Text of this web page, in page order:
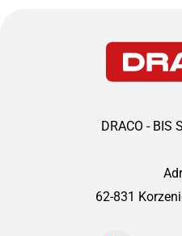
DRACO - BIS
62-831